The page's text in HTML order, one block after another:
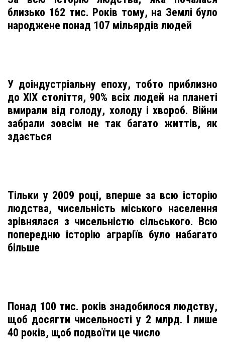
близько 162 тис. Років тому, на Землі було
народжене понад 107 мільярдів людей
У доіндустріальну епоху, тобто приблизно
до XIX століття, 90% всіх людей на планеті
вмирали від голоду, холоду і хвороб. Війни
забрали зовсім не так багато життів, як
здається
Тільки у 2009 році, вперше за всю історію
людства, чисельність міського населення
зрівнялася з чисельністю сільського. Всю
попередню історію аграріїв було набагато
більше
Понад 100 тис. pоків знадобилося людству,
щоб досягти чисельності у 2 млрд. І лише
40 років, щоб подвоїти це число